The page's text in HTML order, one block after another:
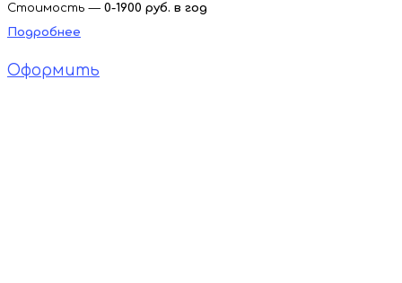
Стоимость — 0-1900 руб. в год
Подробнее
Оформить